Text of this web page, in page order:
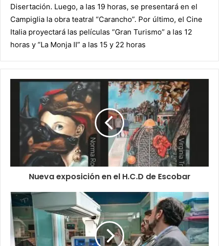
Disertación. Luego, a las 19 horas, se presentará en el
Campiglia la obra teatral “Carancho”. Por último, el Cine
Italia proyectará las películas “Gran Turismo” a las 12
horas y “La Monja II” a las 15 y 22 horas
Nueva exposición en el H.C.D de Escobar